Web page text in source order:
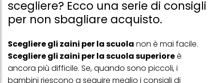
scegliere? Ecco una serie di consigli
per non sbagliare acquisto.
Scegliere gli zaini per la scuola non è mai facile.
Scegliere gli zaini per la scuola superioreè
ancora più difficile. Se, quando sono piccoli, i
bambini riescono a seguire meglio i consigli di